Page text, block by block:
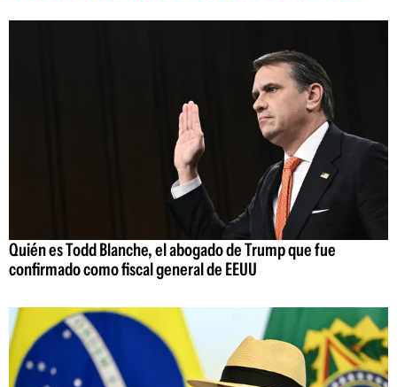
Quién es Todd Blanche, el abogado de Trump que fue
confirmado como fiscal general de EEUU